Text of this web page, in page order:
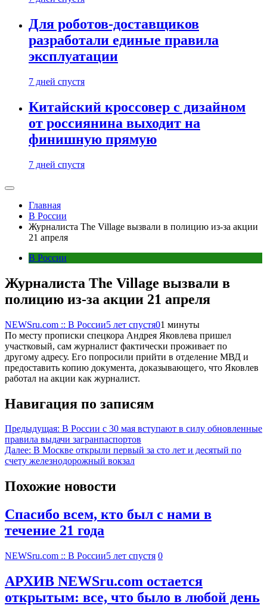
Для роботов-доставщиков
разработали единые правила
эксплуатации
7 дней спустя
Китайский кроссовер с дизайном
от россиянина выходит на
финишную прямую
7 дней спустя
Главная
В России
Журналиста The Village вызвали в полицию из-за акции
21 апреля
В России
Журналиста The Village вызвали в
полицию из-за акции 21 апреля
NEWSru.com :: В России5 лет спустя01 минуты
По месту прописки спецкора Андрея Яковлева пришел
участковый, сам журналист фактически проживает по
другому адресу. Его попросили прийти в отделение МВД и
предоставить копию документа, доказывающего, что Яковлев
работал на акции как журналист.
Навигация по записям
Предыдущая: В России с 30 мая вступают в силу обновленные
правила выдачи загранпаспортов
Далее: В Москве открыли первый за сто лет и десятый по
счету железнодорожный вокзал
Похожие новости
Спасибо всем, кто был с нами в
течение 21 года
NEWSru.com :: В России5 лет спустя 0
АРХИВ NEWSru.com остается
открытым: все, что было в любой день